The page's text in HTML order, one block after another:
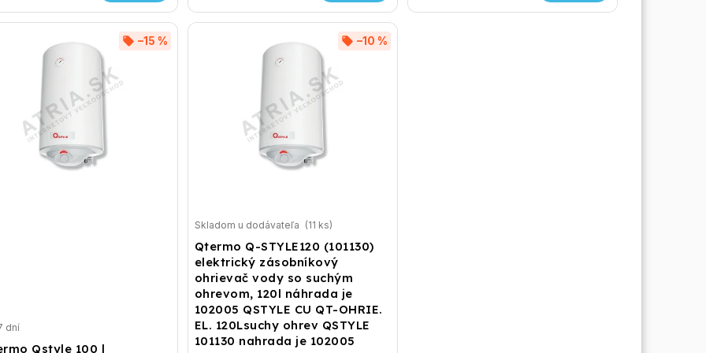
Qstyle 100 l
–15 %
dní
Qtermo Q-STYLE120 (101130)
elektrický zásobníkový
ohrievač vody so suchým
ohrevom, 120l náhrada je
102005 QSTYLE CU QT-OHRIE.
EL. 120Lsuchy ohrev QSTYLE
101130 nahrada je 102005
–10 %
Skladom u dodávateľa (11 ks)